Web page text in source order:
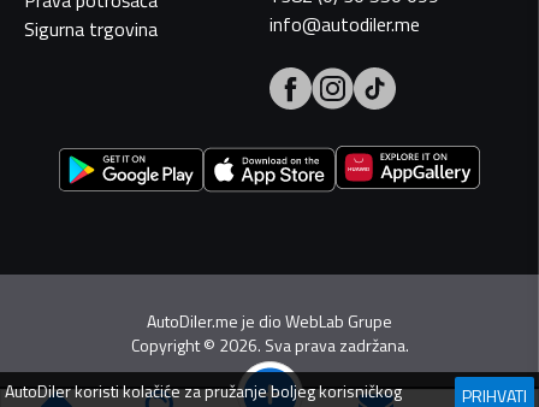
Sigurna trgovina
info@autodiler.me
AutoDiler.me je dioWebLab Grupe
Copyright© 2026. Sva prava zadržana.
AutoDilerkoristi kolačiće za pružanje boljeg korisničkog
PRIHVATI